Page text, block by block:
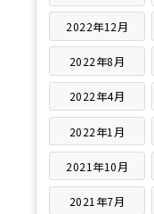
2022年12月
2022年8月
2022年4月
2022年1月
2021年10月
2021年7月